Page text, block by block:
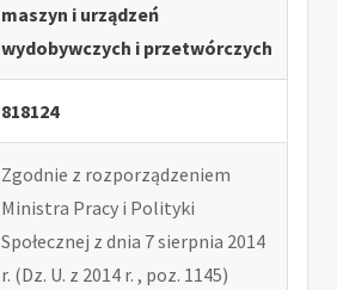
maszyn i urządzeń
wydobywczych i przetwórczych
818124
Zgodnie z rozporządzeniem
Ministra Pracy i Polityki
Społecznej z dnia 7 sierpnia 2014
r. (Dz. U. z 2014 r. , poz. 1145)